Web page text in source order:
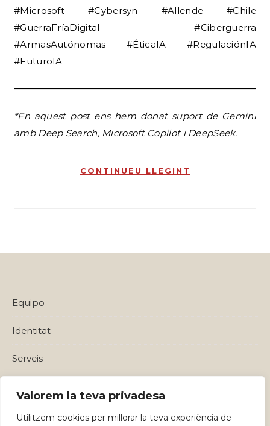
Valorem la teva privadesa
Utilitzem cookies per millorar la teva experiència de
#Microsoft #Cybersyn #Allende #Chile
#GuerraFríaDigital #Ciberguerra
#ArmasAutónomas #ÉticaIA #RegulaciónIA
#FuturoIA
*En aquest post ens hem donat suport de Gemini
amb Deep Search, Microsoft Copilot i DeepSeek.
CONTINUEU LLEGINT
Equipo
Identitat
Serveis